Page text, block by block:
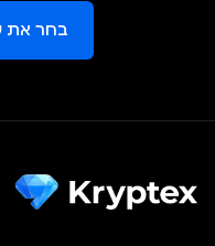
בחר את